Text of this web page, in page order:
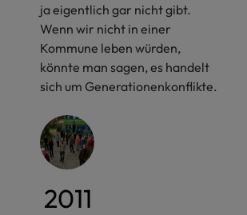
ja eigentlich gar nicht gibt.
Wenn wir nicht in einer
Kommune leben würden,
könnte man sagen, es handelt
sich um Generationenkonflikte.
2011